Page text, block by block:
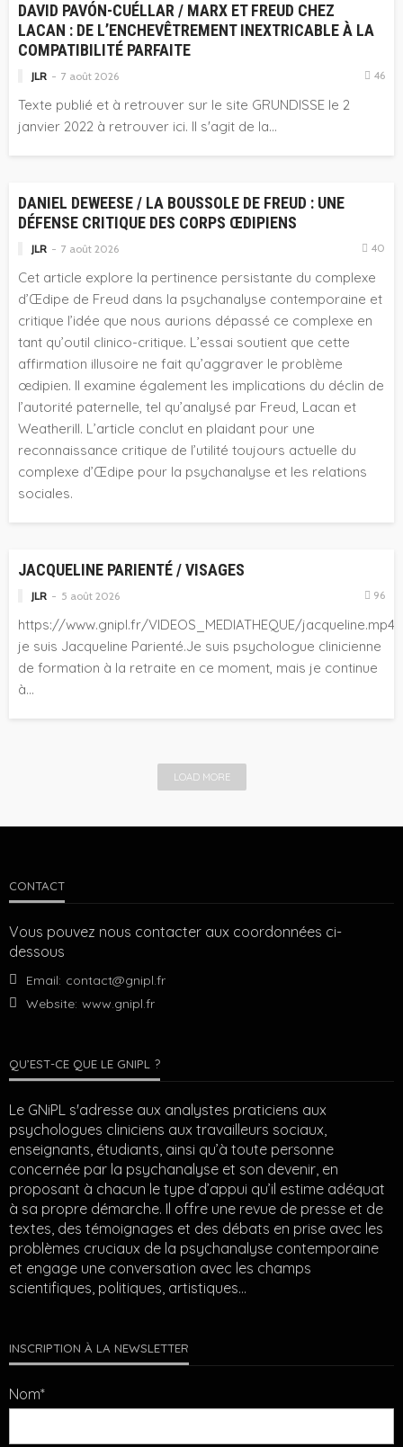
DAVID PAVÓN-CUÉLLAR / MARX ET FREUD CHEZ
LACAN : DE L’ENCHEVÊTREMENT INEXTRICABLE À LA
COMPATIBILITÉ PARFAITE
JLR 7 août 2026 46
Texte publié et à retrouver sur le site GRUNDISSE le 2
janvier 2022 à retrouver ici. Il s'agit de la...
DANIEL DEWEESE / LA BOUSSOLE DE FREUD : UNE
DÉFENSE CRITIQUE DES CORPS ŒDIPIENS
JLR 7 août 2026 40
Cet article explore la pertinence persistante du complexe
d’Œdipe de Freud dans la psychanalyse contemporaine et
critique l’idée que nous aurions dépassé ce complexe en
tant qu’outil clinico-critique. L’essai soutient que cette
affirmation illusoire ne fait qu’aggraver le problème
œdipien. Il examine également les implications du déclin de
l’autorité paternelle, tel qu’analysé par Freud, Lacan et
Weatherill. L’article conclut en plaidant pour une
reconnaissance critique de l’utilité toujours actuelle du
complexe d’Œdipe pour la psychanalyse et les relations
sociales.
JACQUELINE PARIENTÉ / VISAGES
JLR 5 août 2026 96
https://www.gnipl.fr/VIDEOS_MEDIATHEQUE/
je suis Jacqueline Parienté.Je suis psychologue clinicienne
de formation à la retraite en ce moment, mais je continue
à...
LOAD MORE
CONTACT
Vous pouvez nous contacter aux coordonnées ci-
dessous
Email: contact@gnipl.fr
Website: www.gnipl.fr
QU’EST-CE QUE LE GNIPL ?
Le GNiPL s'adresse aux analystes praticiens aux
psychologues cliniciens aux travailleurs sociaux,
enseignants, étudiants, ainsi qu’à toute personne
concernée par la psychanalyse et son devenir, en
proposant à chacun le type d’appui qu’il estime adéquat
à sa propre démarche. Il offre une revue de presse et de
textes, des témoignages et des débats en prise avec les
problèmes cruciaux de la psychanalyse contemporaine
et engage une conversation avec les champs
scientifiques, politiques, artistiques…
INSCRIPTION À LA NEWSLETTER
Nom*